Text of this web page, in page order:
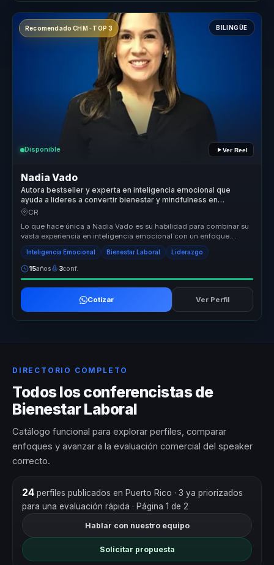
Recomendado CHM · TOP 3 BILINGÜE
Disponible Ver Reel
Nadia Vado
Autora bestseller y experta en inteligencia emocional que
ayuda a lideres a convertir bienestar y mindfulness en
productividad y entornos saludables.
CR
Lo que hace única a Nadia Vado es su habilidad para combinar su
vasta experiencia en inteligencia emocional con un enfoque
práctico y apl...
Inteligencia Emocional Bienestar Laboral Liderazgo
15años 3conf.
Cotizar Ver Perfil
DIRECTORIO COMPLETO
Todos los conferencistas de
Bienestar Laboral
Catálogo funcional para explorar perfiles, comparar
enfoques y avanzar a la evaluación comercial del speaker
correcto.
24perfiles publicados en Puerto Rico · 3 ya priorizados
para una evaluación rápida · Página 1 de 2
Hablar con nuestro equipo
Solicitar propuesta